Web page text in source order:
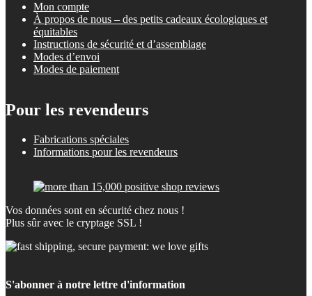
Mon compte
À propos de nous – des petits cadeaux écologiques et
équitables
Instructions de sécurité et d’assemblage
Modes d’envoi
Modes de paiement
Pour les revendeurs
Fabrications spéciales
Informations pour les revendeurs
Vos données sont en sécurité chez nous !
Plus sûr avec le cryptage SSL !
S'abonner à notre lettre d'information